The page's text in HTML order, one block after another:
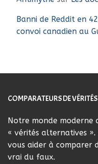
Banni de Reddit en
convoi canadien au
COMPARATEURS DE VÉRITÉS
Notre monde moderne
« vérités alternatives
vous aider à comparer
vrai du faux.